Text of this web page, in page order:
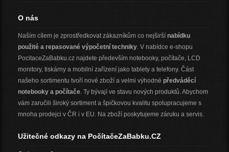
O nás
Naším cílem je zprostředkovat zákazníkům co nejširší nabídku
použité a repasované výpočetní techniky. V nabídce e-shopu
PocitaceZaBabku.cz najdete především notebooky, počítače, LCD
monitory, tiskárny a mobilní zařízení jako tablety a telefony. Část
našeho sortimentu tvoří nové zboží a velmi výhodné předváděcí
notebooky a počítače. Ty bývají ve stavu nových produktů. Abychom
vám zaručili široký sortiment a špičkovou kvalitu spolupracujeme s
mnoha prodejci v ČR i v EU. Na zboží poskytujeme záruku a servis.
Užitečné odkazy na PočítačeZaBabku.CZ